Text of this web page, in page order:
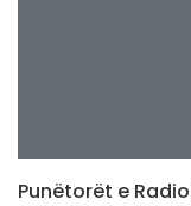
Punëtorët e